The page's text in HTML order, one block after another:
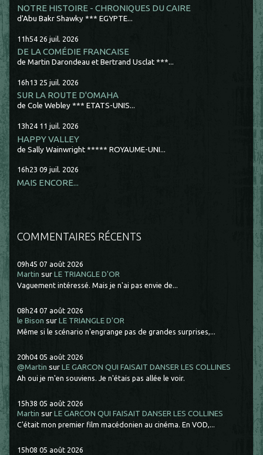
NOTRE HISTOIRE - CHRONIQUES DU CAIRE
d'Abu Bakr Shawky *** EGYPTE...
11h54 26 juil. 2026
DE LA COMÉDIE FRANCAISE
de Martin Darondeau et Bertrand Usclat ***...
16h13 25 juil. 2026
SUR LA ROUTE D'OMAHA
de Cole Webley *** ETATS-UNIS...
13h24 11 juil. 2026
HAPPY VALLEY
de Sally Wainwright ***** ROYAUME-UNI...
16h23 09 juil. 2026
MAIS ENCORE...
COMMENTAIRES RÉCENTS
09h45 07 août 2026
Martin surLE TRIANGLE D'OR
Vaguement intéressé. Mais je n'ai pas envie de...
08h24 07 août 2026
le Bison surLE TRIANGLE D'OR
Même si le scénario n'engrange pas de grandes surprises,...
20h04 05 août 2026
@Martin surLE GARCON QUI FAISAIT DANSER LES COLLINES
Ah oui je m'en souviens. Je n'étais pas allée le voir.
15h38 05 août 2026
Martin surLE GARCON QUI FAISAIT DANSER LES COLLINES
C'était mon premier film macédonien au cinéma. En VOD,...
15h08 05 août 2026